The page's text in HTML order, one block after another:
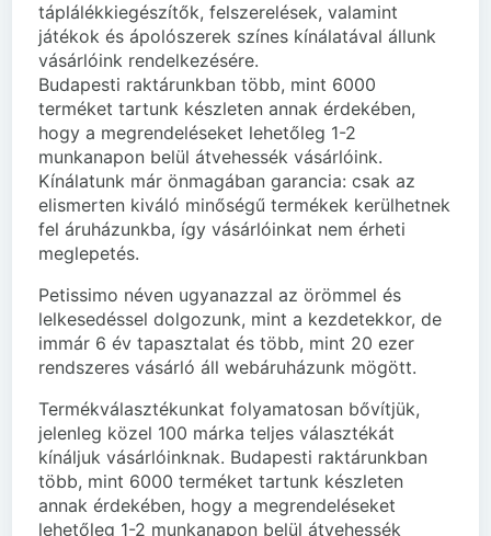
táplálékkiegészítők, felszerelések, valamint
játékok és ápolószerek színes kínálatával állunk
vásárlóink rendelkezésére.
Budapesti raktárunkban több, mint 6000
terméket tartunk készleten annak érdekében,
hogy a megrendeléseket lehetőleg 1-2
munkanapon belül átvehessék vásárlóink.
Kínálatunk már önmagában garancia: csak az
elismerten kiváló minőségű termékek kerülhetnek
fel áruházunkba, így vásárlóinkat nem érheti
meglepetés.
Petissimo néven ugyanazzal az örömmel és
lelkesedéssel dolgozunk, mint a kezdetekkor, de
immár 6 év tapasztalat és több, mint 20 ezer
rendszeres vásárló áll webáruházunk mögött.
Termékválasztékunkat folyamatosan bővítjük,
jelenleg közel 100 márka teljes választékát
kínáljuk vásárlóinknak. Budapesti raktárunkban
több, mint 6000 terméket tartunk készleten
annak érdekében, hogy a megrendeléseket
lehetőleg 1-2 munkanapon belül átvehessék